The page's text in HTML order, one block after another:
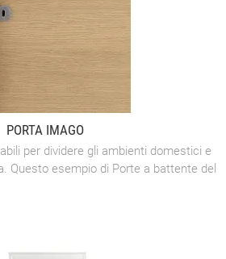
PORTA IMAGO
per dividere gli ambienti domestici e
Questo esempio di Porte a battente del